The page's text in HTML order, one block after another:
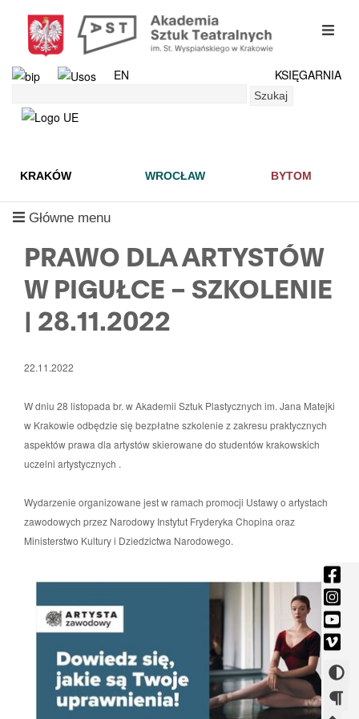
-
się
w
-
się
w
-
się
w
się
EN
KSIĘGARNIA
Szukaj
KRAKÓW WROCŁAW BYTOM
mobilne
menu
Główne menu
PRAWO DLA ARTYSTÓW
W PIGUŁCE – SZKOLENIE
| 28.11.2022
22.11.2022
W dniu 28 listopada br. w Akademii Sztuk Plastycznych im. Jana Matejki
w Krakowie odbędzie się bezpłatne szkolenie z zakresu praktycznych
aspektów prawa dla artystów skierowane do studentów krakowskich
uczelni artystycznych .
Wydarzenie organizowane jest w ramach promocji Ustawy o artystach
zawodowych przez Narodowy Instytut Fryderyka Chopina oraz
Ministerstwo Kultury i Dziedzictwa Narodowego.